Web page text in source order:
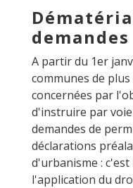
demandes
A partir du 1er
communes de
concernées par
d'instruire par
demandes de
déclarations
d'urbanisme :
l'application du